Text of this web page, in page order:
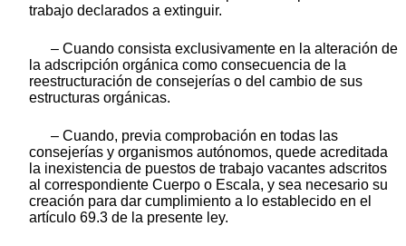
trabajo declarados a extinguir.
– Cuando consista exclusivamente en la alteración de
la adscripción orgánica como consecuencia de la
reestructuración de consejerías o del cambio de sus
estructuras orgánicas.
– Cuando, previa comprobación en todas las
consejerías y organismos autónomos, quede acreditada
la inexistencia de puestos de trabajo vacantes adscritos
al correspondiente Cuerpo o Escala, y sea necesario su
creación para dar cumplimiento a lo establecido en el
artículo 69.3 de la presente ley.